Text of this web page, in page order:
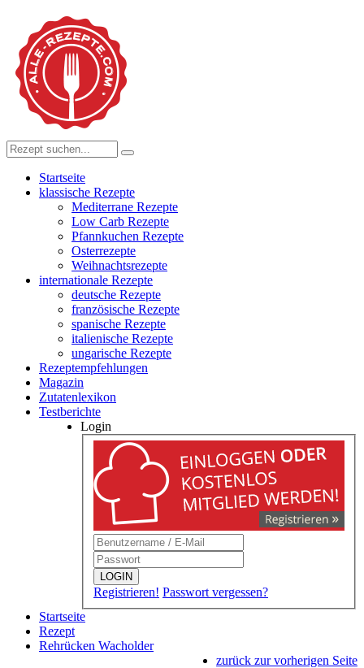
Startseite
klassische Rezepte
Mediterrane Rezepte
Low Carb Rezepte
Pfannkuchen Rezepte
Osterrezepte
Weihnachtsrezepte
internationale Rezepte
deutsche Rezepte
französische Rezepte
spanische Rezepte
italienische Rezepte
ungarische Rezepte
Rezeptempfehlungen
Magazin
Zutatenlexikon
Testberichte
Login
LOGIN
Registrieren! Passwort vergessen?
Startseite
Rezept
Rehrücken Wacholder
zurück zur vorherigen Seite